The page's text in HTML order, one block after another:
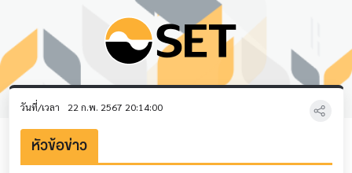
วันที่/เวลา 22 ก.พ. 2567 20:14:00
หัวข้อข่าว